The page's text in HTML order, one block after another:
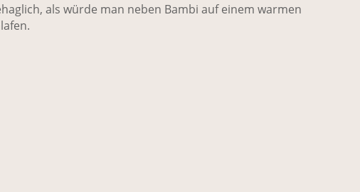
als würde man neben Bambi auf einem warmen